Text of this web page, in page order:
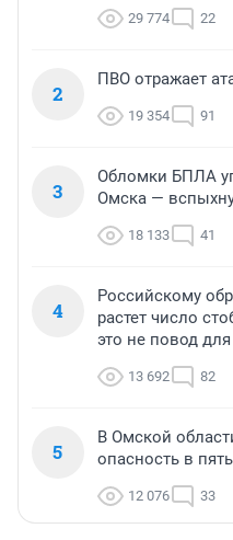
29 774 22
2
ПВО отражает
19 354 91
3
Обломки БПЛА
Омска —
18 133 41
4
Российскому
растет число
это не повод
13 692 82
5
В Омской
опасность в
12 076 33